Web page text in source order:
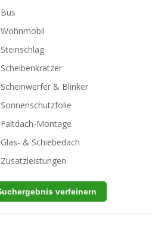
Bus
Wohnmobil
Steinschlag
Scheibenkratzer
Scheinwerfer & Blinker
Sonnenschutzfolie
Faltdach-Montage
Glas- & Schiebedach
Zusatzleistungen